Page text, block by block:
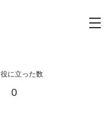
役に立った数
0